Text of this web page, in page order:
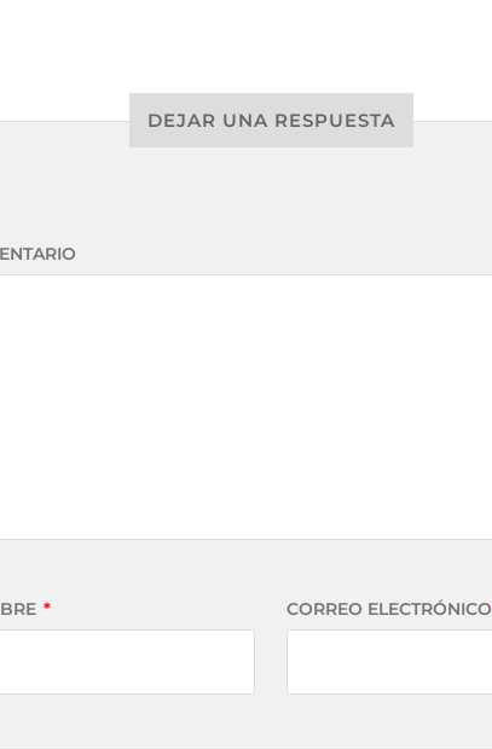
DEJAR UNA RESPUESTA
* CORREO ELECTRÓNICO